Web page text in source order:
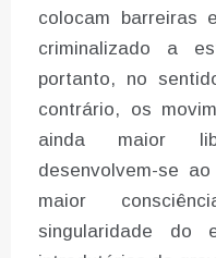
colocam barreiras
criminalizado a
portanto, no
contrário, os
ainda maior
desenvolvem-se
maior
singularidade do